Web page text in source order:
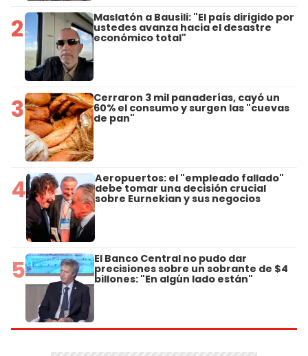
2 Maslatón a Bausili: "El país dirigido por
ustedes avanza hacia el desastre
económico total"
3 Cerraron 3 mil panaderías, cayó un
60% el consumo y surgen las "cuevas
de pan"
4 Aeropuertos: el "empleado fallado"
debe tomar una decisión crucial
sobre Eurnekian y sus negocios
5 El Banco Central no pudo dar
precisiones sobre un sobrante de $4
billones: "En algún lado están"